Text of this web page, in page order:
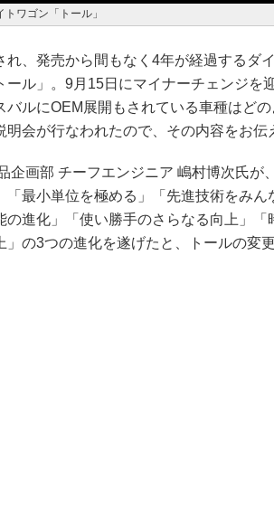
ワゴン「トール」
、発売から間もなく4年が経過するダ
ール」。9月15日にマイナーチェンジを
バルにOEM展開もされている車種はど
会が行なわれたので、その内容をお伝
画部 チーフエンジニア 嶋村博次氏が
最小単位を極める」「先進技術をみん
の進化」「使い勝手のさらなる向上」「
」の3つの進化を遂げたと、トールの変